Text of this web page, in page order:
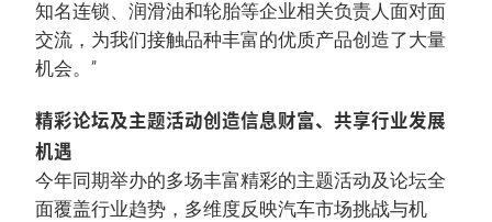
知名连锁、润滑油和轮胎等企业相关负责人面对面
交流，为我们接触品种丰富的优质产品创造了大量
机会。”
精彩论坛及主题活动创造信息财富、共享行业发展
机遇
今年同期举办的多场丰富精彩的主题活动及论坛全
面覆盖行业趋势，多维度反映汽车市场挑战与机